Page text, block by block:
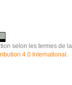
selon les termes de la
4.0 International